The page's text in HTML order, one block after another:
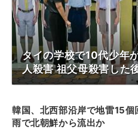
タイの学校で10代少年
人殺害 祖父母殺害した
韓国、北西部沿岸で地雷15個
雨で北朝鮮から流出か